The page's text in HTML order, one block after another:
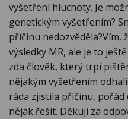
vyšetření hluchoty. Je
genetickým vyšetřením?
příčinu nedozvěděla?Vím,
výsledky MR, ale je to
zda člověk, který trpí
nějakým vyšetřením
ráda zjistila příčinu, pořád
nějak řešit. Děkuji za